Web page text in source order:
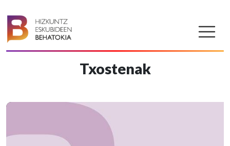
Txostenak